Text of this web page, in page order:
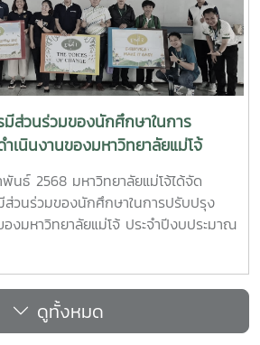
รงสร้างการบริหารงานของฝ่ายกฎหมาย
งสองหน่วยงานได้ร่วมกันแลกเปลี่ยนเรียน
านด้านกฎหมายในสถาบันอุดมศึกษาตาม
ม่ว่าจะเป็นงานด้านนิติกรรมสัญญา งาน
นสอบสวนทางวินัยและจรรยาบรรณ
นินงานในส่วนที่เกี่ยวข้องกับหลักธร
โครงการประเมินคุณธรรมและความ
ของหน่วยงานภาครัฐ (ITA) นอกจากนั้น
อกาสแลกเปลี่ยนเรียนรู้แนวทางในการยก
มายและธรรมาภิบาลด้วยเทคโนโลยี
ป็นโอกาสอันดีที่ทั้งสองมหาวิทยาลัยจะ
ดในการทำงานที่แลกเปลี่ยนกันนั้น ไป
ที่ให้มีประสิทธิภาพต่อไป
มีส่วนร่วมของนักศึกษาในการ
นินงานของมหาวิทยาลัยแม่โจ้
.ศ. 2568
ธ์ 2568 มหาวิทยาลัยแม่โจ้ได้จัด
ส่วนร่วมของนักศึกษาในการปรับปรุง
งมหาวิทยาลัยแม่โจ้ ประจำปีงบประมาณ
หว่าง สำนักบริหารและพัฒนาวิชาการ
ฝ่ายกฎหมาย สำนักงานมหาวิทยาลัย
เปิดโอกาสให้นักศึกษา ซึ่งถือว่าเป็นผู้รับ
ลัย ได้เข้ามามีส่วนร่วมในการปรับปรุง
ดูทั้งหมด